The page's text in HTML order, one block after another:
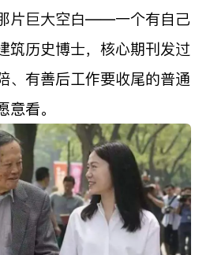
片巨大空白——一个有自己
筑历史博士，核心期刊发过
、有善后工作要收尾的普通
看。